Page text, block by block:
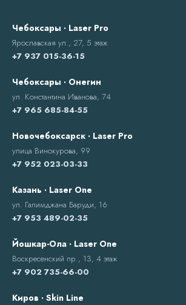
Чебоксары · Laser Pro
Ярославская ул., 27, 5 этаж
+7 937 015-36-15
Чебоксары · Онегин
ул. Константина Иванова, 74
+7 965 685-84-55
Новочебоксарск · Laser Pro
улица Винокурова, 99
+7 952 023-03-33
Казань · Laser One
ул. Галимджана Баруди, 16
+7 953 489-02-35
Йошкар-Ола · Laser One
Воскресенский пр., 13, 4 этаж
+7 902 735-66-00
Киров · Skin Line